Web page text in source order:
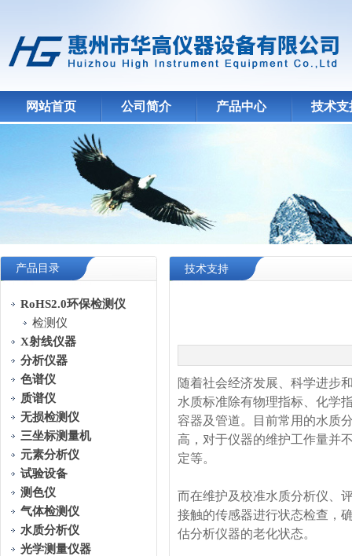
网站首页 公司简介 产品中心 技术支
产品目录
RoHS2.0环保检测仪
检测仪
X射线仪器
分析仪器
色谱仪
质谱仪
无损检测仪
三坐标测量机
元素分析仪
试验设备
测色仪
气体检测仪
水质分析仪
光学测量仪器
技术支持
随着社会经济发展、科学进步
水质标准除有物理指标、化学
容器及管道。目前常用的水质
高，对于仪器的维护工作量并
定等。
而在维护及校准水质分析仪、
接触的传感器进行状态检查，
估分析仪器的老化状态。